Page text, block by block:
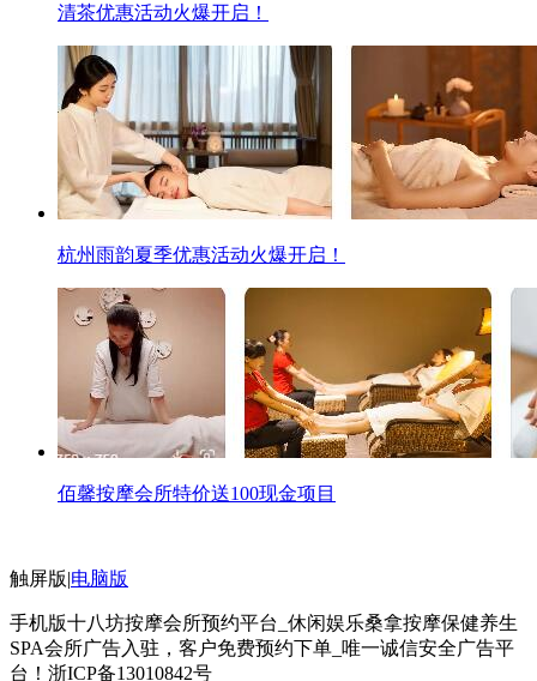
清茶优惠活动火爆开启！
杭州雨韵夏季优惠活动火爆开启！
佰馨按摩会所特价送100现金项目
触屏版|电脑版
手机版十八坊按摩会所预约平台_休闲娱乐桑拿按摩保健养生
SPA会所广告入驻，客户免费预约下单_唯一诚信安全广告平
台！ 浙ICP备13010842号